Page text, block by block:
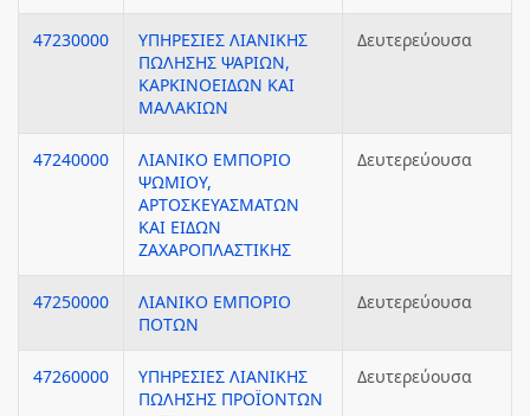
47230000
ΥΠΗΡΕΣΙΕΣ ΛΙΑΝΙΚΗΣ
ΠΩΛΗΣΗΣ ΨΑΡΙΩΝ,
ΚΑΡΚΙΝΟΕΙΔΩΝ ΚΑΙ
ΜΑΛΑΚΙΩΝ
Δευτερεύουσα
47240000
ΛΙΑΝΙΚΟ ΕΜΠΟΡΙΟ
ΨΩΜΙΟΥ,
ΑΡΤΟΣΚΕΥΑΣΜΑΤΩΝ
ΚΑΙ ΕΙΔΩΝ
ΖΑΧΑΡΟΠΛΑΣΤΙΚΗΣ
Δευτερεύουσα
47250000
ΛΙΑΝΙΚΟ ΕΜΠΟΡΙΟ
ΠΟΤΩΝ
Δευτερεύουσα
47260000
ΥΠΗΡΕΣΙΕΣ ΛΙΑΝΙΚΗΣ
ΠΩΛΗΣΗΣ ΠΡΟΪΟΝΤΩΝ
Δευτερεύουσα